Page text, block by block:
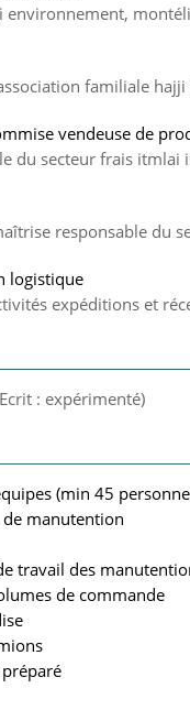
environnement,
familiale hajji
vendeuse de
du secteur frais itmlai
responsable du
logistique
expéditions et
: expérimenté)
(min 45
manutention
travail des
de commande